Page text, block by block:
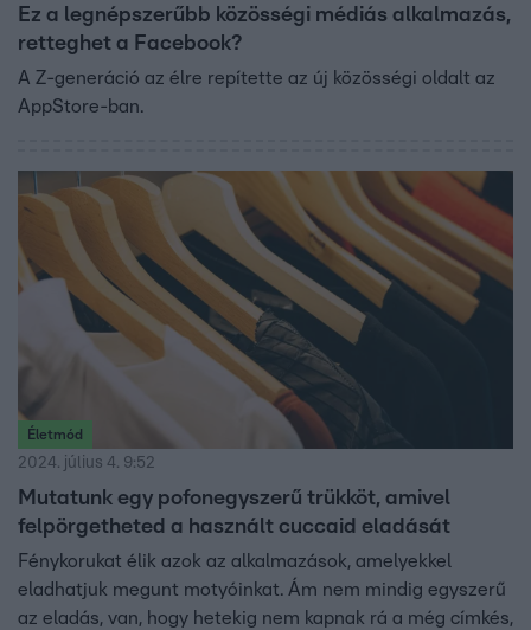
Ez a legnépszerűbb közösségi médiás alkalmazás,
retteghet a Facebook?
A Z-generáció az élre repítette az új közösségi oldalt az
AppStore-ban.
Életmód
2024. július 4. 9:52
Mutatunk egy pofonegyszerű trükköt, amivel
felpörgetheted a használt cuccaid eladását
Fénykorukat élik azok az alkalmazások, amelyekkel
eladhatjuk megunt motyóinkat. Ám nem mindig egyszerű
az eladás, van, hogy hetekig nem kapnak rá a még címkés,